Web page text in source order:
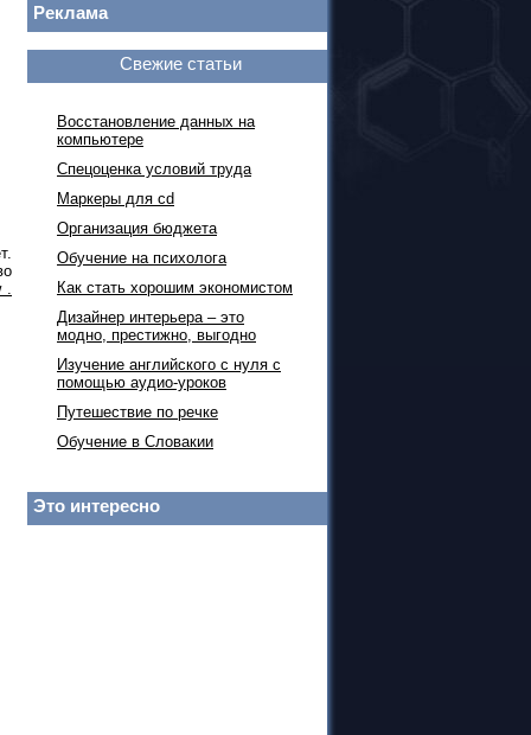
Реклама
Свежие статьи
Восстановление данных на
компьютере
Спецоценка условий труда
Маркеры для cd
Организация бюджета
Обучение на психолога
Как стать хорошим экономистом
Дизайнер интерьера – это
модно, престижно, выгодно
Изучение английского с нуля с
помощью аудио-уроков
Путешествие по речке
Обучение в Словакии
Это интересно